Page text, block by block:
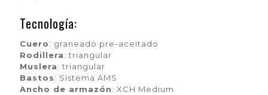
Tecnología:
Cuero: graneado pre-aceitado
Rodillera: triangular
Muslera: triangular
Bastos: Sistema AMS
Ancho de armazón: XCH Medium